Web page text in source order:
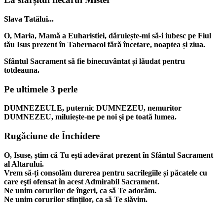
Slava Tatălui...
O, Maria, Mamă a Euharistiei, dăruiește-mi să-i iubesc pe Fiul
tău Isus prezent în Tabernacol fără încetare, noaptea și ziua.
Sfântul Sacrament să fie binecuvântat și lăudat pentru
totdeauna.
Pe ultimele 3 perle
DUMNEZEULE, puternic DUMNEZEU, nemuritor
DUMNEZEU, miluiește-ne pe noi și pe toată lumea.
Rugăciune de Închidere
O, Isuse, știm că Tu ești adevărat prezent în Sfântul Sacrament
al Altarului.
Vrem să-ți consolăm durerea pentru sacrilegiile și păcatele cu
care eşti ofensat în acest Admirabil Sacrament.
Ne unim corurilor de îngeri, ca să Te adorăm.
Ne unim corurilor sfinților, ca să Te slăvim.